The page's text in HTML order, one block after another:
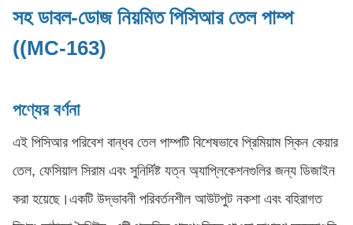
সহ ডাবল-ডোজ নিয়মিত পিসিআর তেল পাম্প
((MC-163)
পণ্যের বর্ণনা
এই পিসিআর পরিবেশ বান্ধব তেল পাম্পটি বিশেষভাবে প্রিমিয়াম স্কিন কেয়ার
তেল, ফেসিয়াল সিরাম এবং সুনির্দিষ্ট যত্ন অ্যাপ্লিকেশনগুলির জন্য ডিজাইন
করা হয়েছে।একটি উদ্ভাবনী পরিবর্তনশীল আউটপুট নকশা এবং বহিরাগত